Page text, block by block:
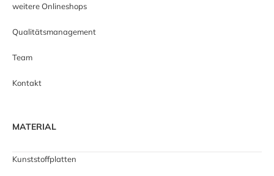
weitere Onlineshops
Qualitätsmanagement
Team
Kontakt
MATERIAL
Kunststoffplatten